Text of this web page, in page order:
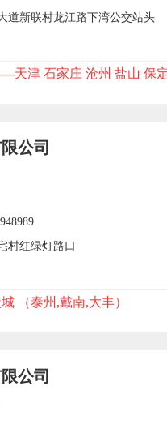
道新联村龙江路下湾公交站头
天津 石家庄 沧州 盐山 保
公司
村红绿灯路口
（泰州,戴南,大丰）
公司